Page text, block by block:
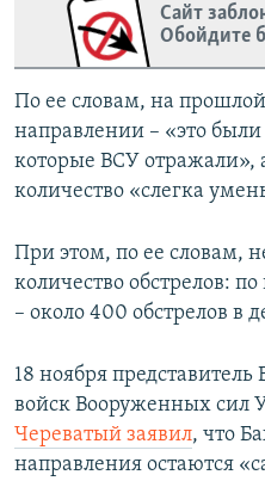
Сайт
Обойдите
По ее словам, на
направлении – «это были
которые ВСУ отражали»,
количество «слегка
При этом, по ее словам,
количество обстрелов:
– около 400 обстрелов в
18 ноября
войск Вооруженных сил
Череватый заявил, что
направления остаются